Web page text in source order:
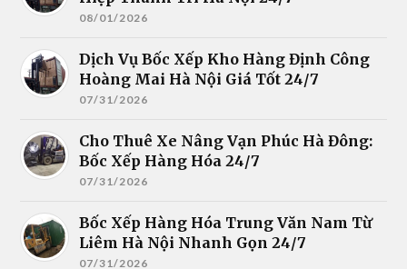
08/01/2026
Dịch Vụ Bốc Xếp Kho Hàng Định Công
Hoàng Mai Hà Nội Giá Tốt 24/7
07/31/2026
Cho Thuê Xe Nâng Vạn Phúc Hà Đông:
Bốc Xếp Hàng Hóa 24/7
07/31/2026
Bốc Xếp Hàng Hóa Trung Văn Nam Từ
Liêm Hà Nội Nhanh Gọn 24/7
07/31/2026